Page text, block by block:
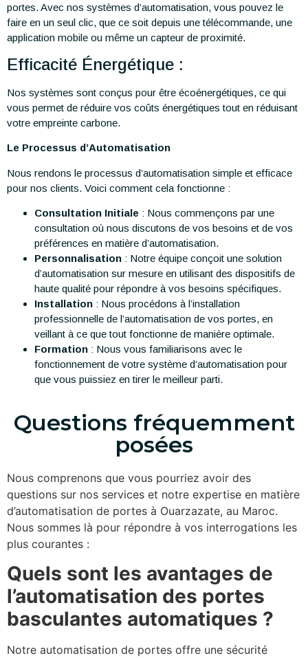
portes. Avec nos systèmes d’automatisation, vous pouvez le
faire en un seul clic, que ce soit depuis une télécommande, une
application mobile ou même un capteur de proximité.
Efficacité Énergétique :
Nos systèmes sont conçus pour être écoénergétiques, ce qui
vous permet de réduire vos coûts énergétiques tout en réduisant
votre empreinte carbone.
Le Processus d’Automatisation
Nous rendons le processus d’automatisation simple et efficace
pour nos clients. Voici comment cela fonctionne :
Consultation Initiale : Nous commençons par une
consultation où nous discutons de vos besoins et de vos
préférences en matière d’automatisation.
Personnalisation : Notre équipe conçoit une solution
d’automatisation sur mesure en utilisant des dispositifs de
haute qualité pour répondre à vos besoins spécifiques.
Installation : Nous procédons à l’installation
professionnelle de l’automatisation de vos portes, en
veillant à ce que tout fonctionne de manière optimale.
Formation : Nous vous familiarisons avec le
fonctionnement de votre système d’automatisation pour
que vous puissiez en tirer le meilleur parti.
Questions fréquemment
posées
Nous comprenons que vous pourriez avoir des
questions sur nos services et notre expertise en matière
d’automatisation de portes à Ouarzazate, au Maroc.
Nous sommes là pour répondre à vos interrogations les
plus courantes :
Quels sont les avantages de
l’automatisation des portes
basculantes automatiques ?
Notre automatisation de portes offre une sécurité